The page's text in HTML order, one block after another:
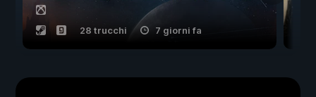
28 trucchi 7 giorni fa